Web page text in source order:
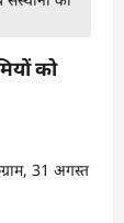
को
31 अगस्त